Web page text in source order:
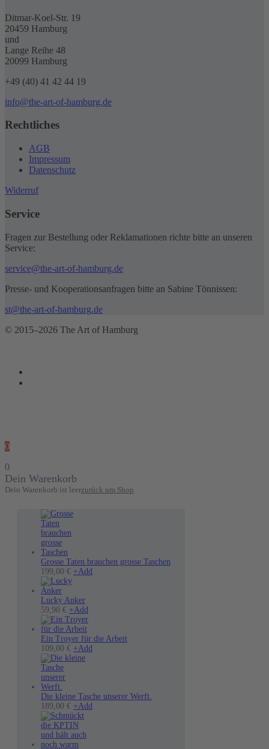
Ditmar-Koel-Str. 19
20459 Hamburg
und
Lange Reihe 48
20099 Hamburg
+49 (40) 41 42 44 19
info@the-art-of-hamburg.de
Rechtliches
AGB
Impressum
Datenschutz
Widerruf
Service
Fragen zur Bestellung oder Reklamationen richte bitte an unseren
Service:
service@the-art-of-hamburg.de
Presse- und Kooperationsanfragen bitte an Sabine Tönnissen:
st@the-art-of-hamburg.de
© 2015–2026 The Art of Hamburg
0
0
Dein Warenkorb
Dein Warenkorb ist leerzurück um Shop
Grosse Taten brauchen grosse Taschen
199,00 € +Add
Lucky Anker
59,90 € +Add
Produkt
mehrere
Varianten
auf
der
Ein Troyer für die Arbeit
109,00 € +Add
auf.
Die kleine Tasche unserer Werft.
189,00 € +Add